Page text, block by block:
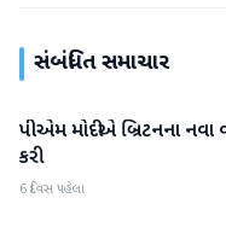
સંબંધિત સમાચાર
રાષ્ટ્રીય
પીએમ મોદીએ બ્રિટનના નવા
કરી
6 દિવસ પહેલા